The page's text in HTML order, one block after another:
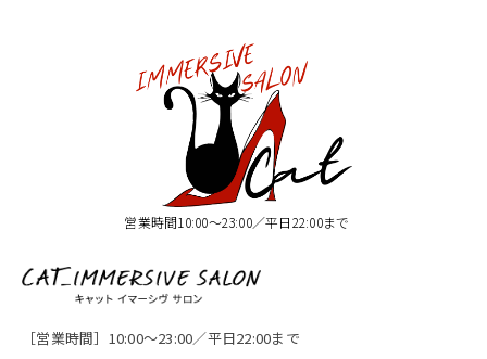
営業時間10:00〜23:00／平日22:00まで
［営業時間］10:00〜23:00／平日22:00まで